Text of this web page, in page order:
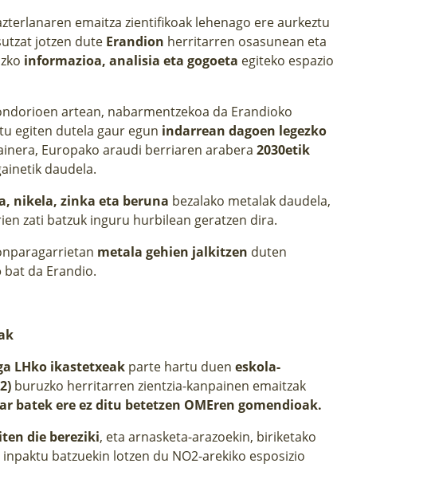
emaitza zientifikoak lehenago ere aurkeztu
jotzen dute Erandion herritarren osasunean eta
informazioa, analisia eta gogoeta egiteko espazio
artean, nabarmentzekoa da Erandioko
egiten dutela gaur egun indarrean dagoen legezko
Europako araudi berriaren arabera2030etik
daudela.
nikela, zinka eta beruna bezalako metalak daudela,
zati batzuk inguru hurbilean geratzen dira.
metala gehien jalkitzen duten
bat da Erandio.
LHko ikastetxeak parte hartu dueneskola-
buruzko herritarren zientzia-kanpainen emaitzak
batek ere ez ditu betetzen OMEren gomendioak.
die bereziki, eta arnasketa-arazoekin, biriketako
batzuekin lotzen du NO2-arekiko esposizio